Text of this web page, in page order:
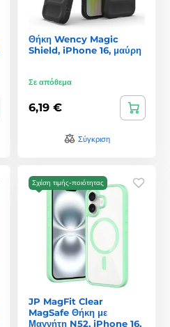
Θήκη Wency Magic
Shield, iPhone 16, μαύρη
Σε απόθεμα
6,19 €
Σύγκριση
Σχέση τιμής-ποιότητας
JP MagFit Clear
MagSafe Θήκη με
Μαγνήτη N52, iPhone 16,